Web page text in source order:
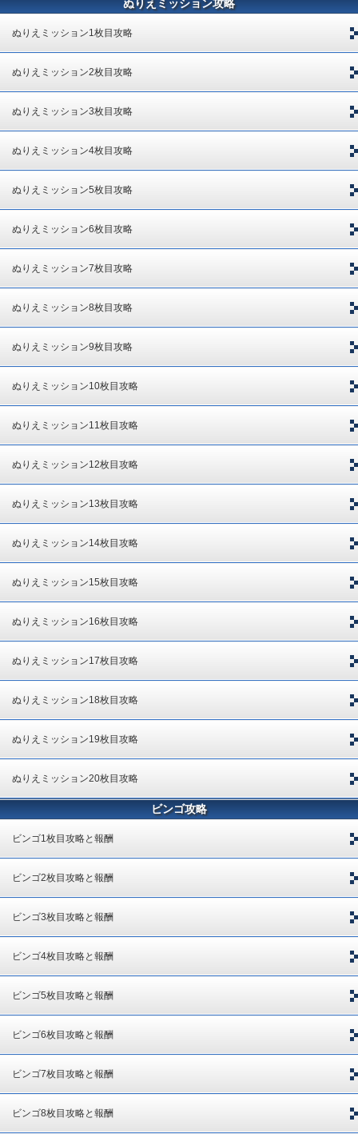
ぬりえミッション攻略
ぬりえミッション1枚目攻略
ぬりえミッション2枚目攻略
ぬりえミッション3枚目攻略
ぬりえミッション4枚目攻略
ぬりえミッション5枚目攻略
ぬりえミッション6枚目攻略
ぬりえミッション7枚目攻略
ぬりえミッション8枚目攻略
ぬりえミッション9枚目攻略
ぬりえミッション10枚目攻略
ぬりえミッション11枚目攻略
ぬりえミッション12枚目攻略
ぬりえミッション13枚目攻略
ぬりえミッション14枚目攻略
ぬりえミッション15枚目攻略
ぬりえミッション16枚目攻略
ぬりえミッション17枚目攻略
ぬりえミッション18枚目攻略
ぬりえミッション19枚目攻略
ぬりえミッション20枚目攻略
ビンゴ攻略
ビンゴ1枚目攻略と報酬
ビンゴ2枚目攻略と報酬
ビンゴ3枚目攻略と報酬
ビンゴ4枚目攻略と報酬
ビンゴ5枚目攻略と報酬
ビンゴ6枚目攻略と報酬
ビンゴ7枚目攻略と報酬
ビンゴ8枚目攻略と報酬